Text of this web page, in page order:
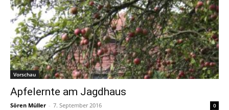
Vorschau
Apfelernte am Jagdhaus
Sören Müller - 7. September 2016 0